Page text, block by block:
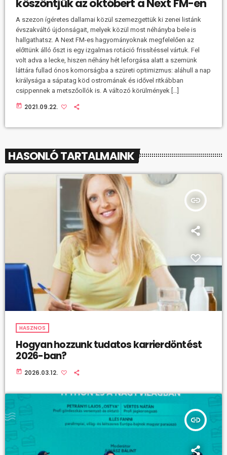
köszöntjük az októbert a Next FM-en
A szezon ígéretes dallamai közül szemezgettük ki zenei listánk
évszakváltó újdonságait, melyek közül most néhányba bele is
hallgathatsz. A Next FM-es hagyományoknak megfelelően az
előttünk álló őszt is egy izgalmas rotáció frissítéssel vártuk. Fel
volt adva a lecke, hiszen néhány hét leforgása alatt a szemünk
láttára fullad ónos komorságba a szüreti optimizmus: aláhull a nap
királysága a sápatag köd ostromának és idővel ritkábban
csippennek a metszőollók is. A változó körülmények […]
today 2021.09.22.
HASONLÓ TARTALMAINK
insert_link
HASZNOS
Hogyan hozzunk tudatos karrierdöntést
2026-ban?
today 2026.03.12.
insert_link